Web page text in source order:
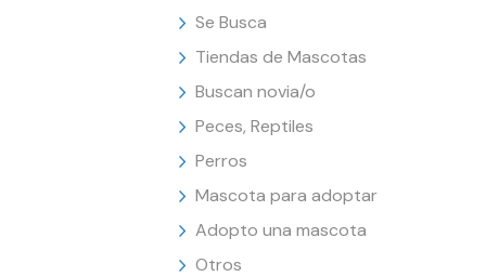
Se Busca
Tiendas de Mascotas
Buscan novia/o
Peces, Reptiles
Perros
Mascota para adoptar
Adopto una mascota
Otros